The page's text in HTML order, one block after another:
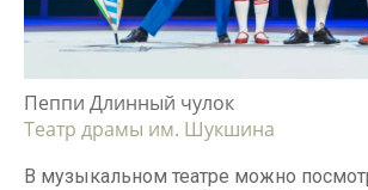
Пеппи Длинный чулок
Театр драмы им. Шукшина
В музыкальном театре можно